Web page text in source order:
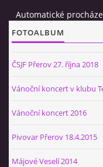
SEZNAM SKLADEB
HISTORIE A
Automatické
FOTOALBUM
ČSJF Přerov 27. října 2018
Vánoční koncert v klubu
Vánoční koncert 2016
Pivovar Přerov 18.4.2015
Májové Veselí 2014